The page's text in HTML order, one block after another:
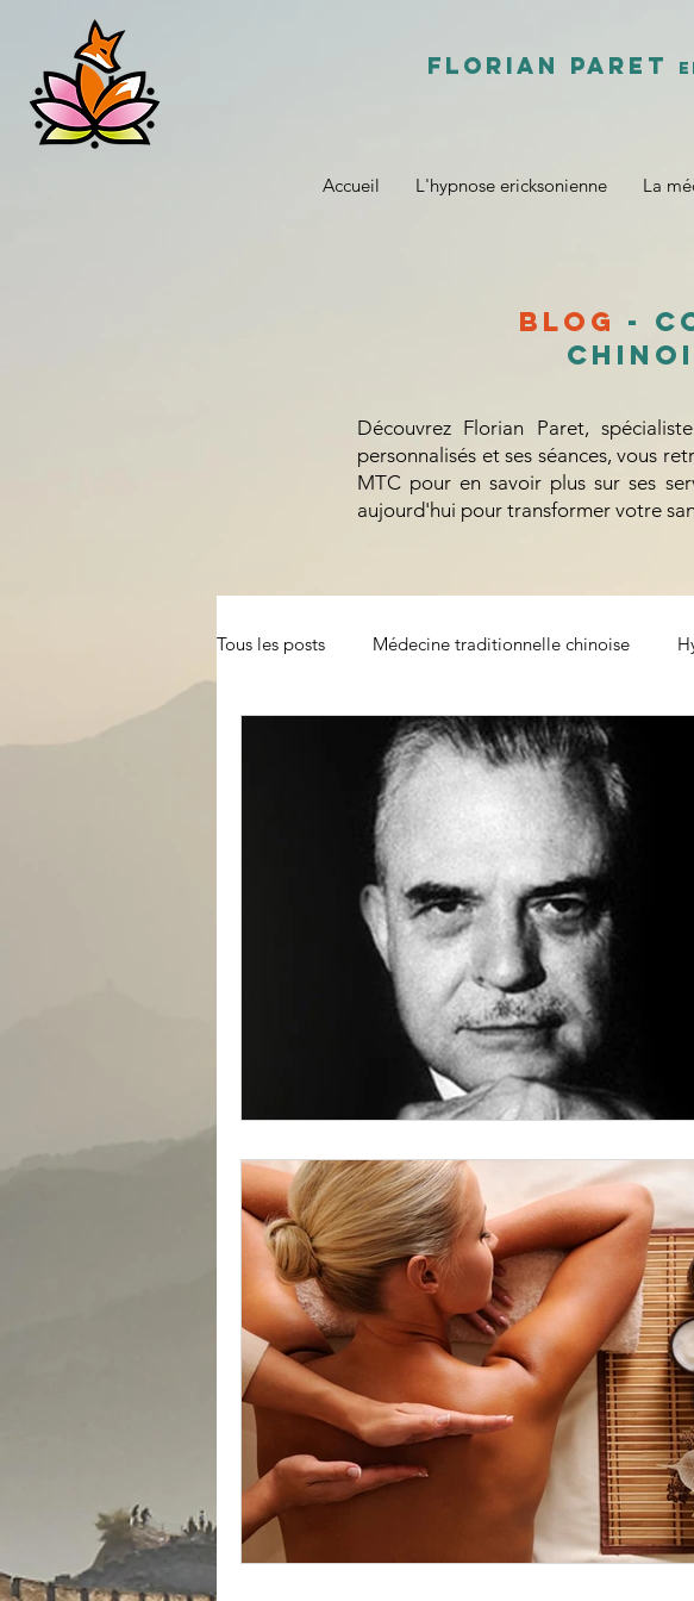
Florian Paret
Accueil L'hypnose ericksonienne La
Blog -
Découvrez Florian Paret,
personnalisés et ses séances, vous
MTC pour en savoir plus sur ses
aujourd'hui pour transformer votre
Tous les posts Médecine traditionnelle chinoise